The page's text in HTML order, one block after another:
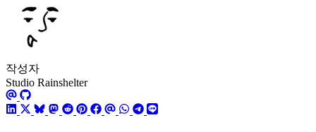
작성자
Studio Rainshelter